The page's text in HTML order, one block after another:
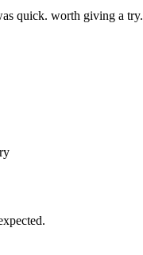
quick. worth giving a try.